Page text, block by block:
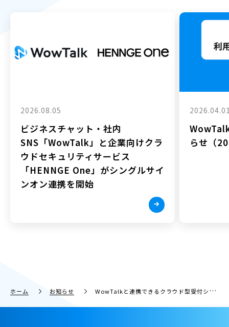
2026.08.05
ビジネスチャット・社内
SNS「WowTalk」と企業向けクラ
ウドセキュリティサービス
「HENNGE One」がシングルサイ
ンオン連携を開始
らせ（
ホーム お知らせ WowTalkと連携できるクラウド型受付システム「WowDesk（ワウデスク）」ベータ（β）版をリリース！